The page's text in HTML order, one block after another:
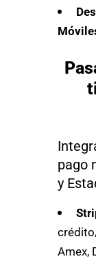
pago
y
Amex,